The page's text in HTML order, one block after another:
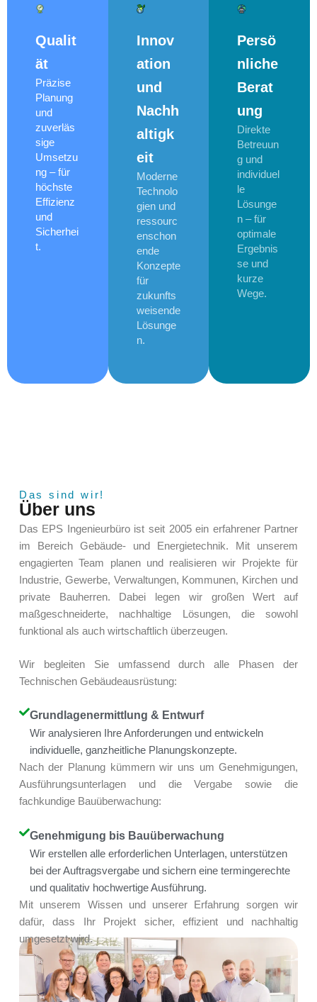
Qualit
ät
Präzise
Planung
und
zuverläs
sige
Umsetzu
ng – für
höchste
Effizienz
und
Sicherhei
t.
Innov
ation
und
Nachh
altigk
eit
Moderne
Technolo
gien und
ressourc
enschon
ende
Konzepte
für
zukunfts
weisende
Lösunge
n.
Persö
nliche
Berat
ung
Direkte
Betreuun
g und
individuel
le
Lösunge
n – für
optimale
Ergebnis
se und
kurze
Wege.
Das sind wir!
Über uns
Das EPS Ingenieurbüro ist seit 2005 ein erfahrener Partner
im Bereich Gebäude- und Energietechnik. Mit unserem
engagierten Team planen und realisieren wir Projekte für
Industrie, Gewerbe, Verwaltungen, Kommunen, Kirchen und
private Bauherren. Dabei legen wir großen Wert auf
maßgeschneiderte, nachhaltige Lösungen, die sowohl
funktional als auch wirtschaftlich überzeugen.
Wir begleiten Sie umfassend durch alle Phasen der
Technischen Gebäudeausrüstung:
Grundlagenermittlung & Entwurf
Wir analysieren Ihre Anforderungen und entwickeln
individuelle, ganzheitliche Planungskonzepte.
Nach der Planung kümmern wir uns um Genehmigungen,
Ausführungsunterlagen und die Vergabe sowie die
fachkundige Bauüberwachung:
Genehmigung bis Bauüberwachung
Wir erstellen alle erforderlichen Unterlagen, unterstützen
bei der Auftragsvergabe und sichern eine termingerechte
und qualitativ hochwertige Ausführung.
Mit unserem Wissen und unserer Erfahrung sorgen wir
dafür, dass Ihr Projekt sicher, effizient und nachhaltig
umgesetzt wird.